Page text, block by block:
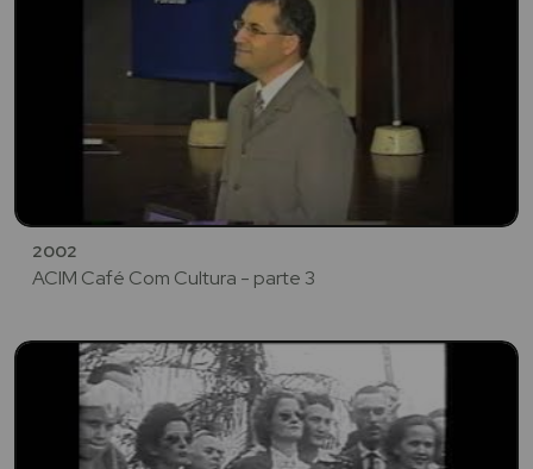
2002
ACIM Café Com Cultura - parte 3